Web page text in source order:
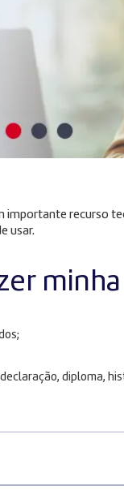
importante recurso
usar.
diploma,